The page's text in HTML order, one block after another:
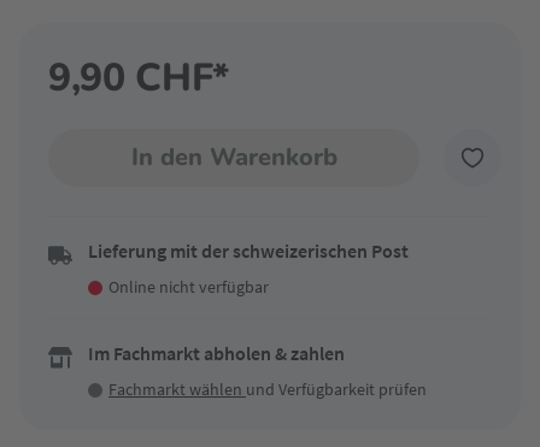
9,90 CHF*
In den Warenkorb
Lieferung mit der schweizerischen Post
Online nicht verfügbar
Im Fachmarkt abholen & zahlen
Fachmarkt wählen und Verfügbarkeit prüfen